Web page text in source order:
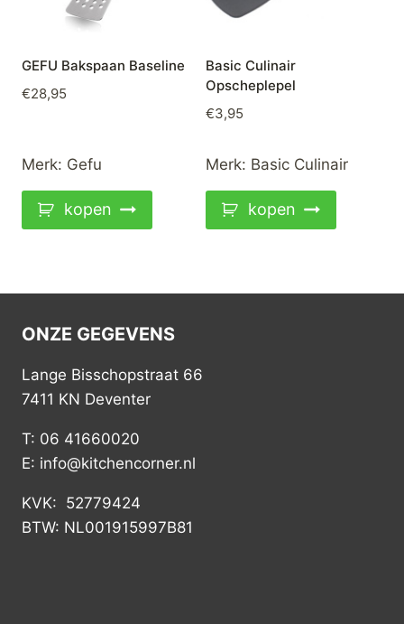
GEFU Bakspaan Baseline
€28,95
Merk: Gefu
kopen
Basic Culinair
Opscheplepel
€3,95
Merk: Basic Culinair
kopen
ONZE GEGEVENS
Lange Bisschopstraat 66
7411 KN Deventer
T: 06 41660020
E: info@kitchencorner.nl
KVK: 52779424
BTW: NL001915997B81